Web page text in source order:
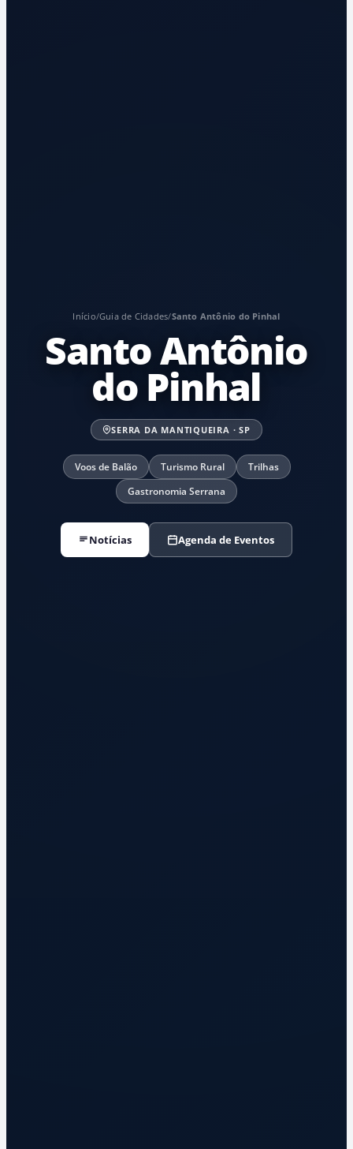
Início/Guia de Cidades/Santo Antônio do Pinhal
Santo Antônio
do Pinhal
SERRA DA MANTIQUEIRA · SP
Voos de Balão Turismo Rural
Trilhas
Gastronomia Serrana
Notícias Agenda de Eventos